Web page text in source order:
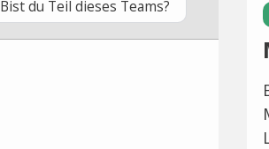
Bist du Teil dieses Teams?